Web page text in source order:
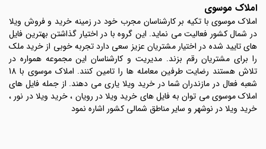
املاک موسوی
املاک موسوی با تکیه بر کارشناسان مجرب خود در زمینه خرید و فروش ویلا
در شمال کشور فعالیت می نماید. این گروه با در اختیار گذاشتن بهترین فایل
های تایید شده در اختیار مشتریان عزیز سعی دارد تجربه خوبی از خرید ملک
را برای مشتریان رقم بزند. مدیریت و کارشناسان این مجموعه همواره در
تلاش هستند رضایت طرفین معامله ها را تامین کنند. املاک موسوی با 18
شعبه فعال در مازندران شما در خرید ویلا یاری می دهند. از جمله فایل های
املاک موسوی می توان به فایل های خرید ویلا در رویان ، خرید ویلا در نور ،
خرید ویلا در نوشهر و سایر مناطق شمالی کشور اشاره نمود